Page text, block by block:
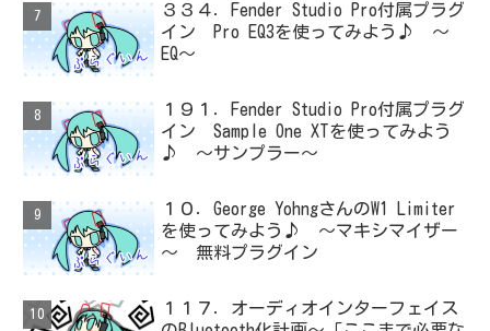
３３４．Fender Studio Pro付属プラグ
イン Pro EQ3を使ってみよう♪ ～
EQ～
１９１．Fender Studio Pro付属プラグ
イン Sample One XTを使ってみよう
♪ ～サンプラー～
１０．George YohngさんのW1 Limiter
を使ってみよう♪ ～マキシマイザー
～ 無料プラグイン
１１７．オーディオインターフェイス